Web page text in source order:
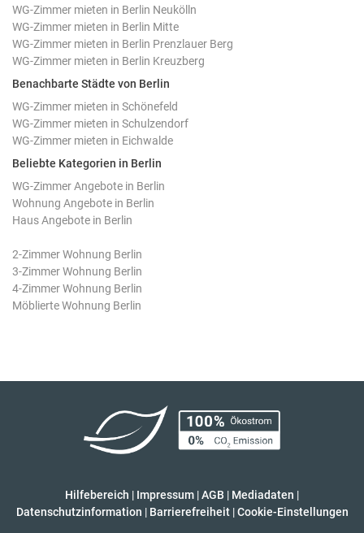
WG-Zimmer mieten in Berlin Neukölln
WG-Zimmer mieten in Berlin Mitte
WG-Zimmer mieten in Berlin Prenzlauer Berg
WG-Zimmer mieten in Berlin Kreuzberg
Benachbarte Städte von Berlin
WG-Zimmer mieten in Schönefeld
WG-Zimmer mieten in Schulzendorf
WG-Zimmer mieten in Eichwalde
Beliebte Kategorien in Berlin
WG-Zimmer Angebote in Berlin
Wohnung Angebote in Berlin
Haus Angebote in Berlin
2-Zimmer Wohnung Berlin
3-Zimmer Wohnung Berlin
4-Zimmer Wohnung Berlin
Möblierte Wohnung Berlin
Hilfebereich | Impressum |AGB | Mediadaten |
Datenschutzinformation | Barrierefreiheit | Cookie-Einstellungen